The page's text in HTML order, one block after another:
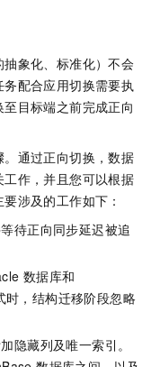
象化、标准化）不会
配合应用切换需要执
目标端之前完成正向
通过正向切换，数据
作，并且您可以根据
涉及的工作如下：
待正向同步延迟被追
数据库和
，结构迁移阶段忽略
隐藏列及唯一索引。